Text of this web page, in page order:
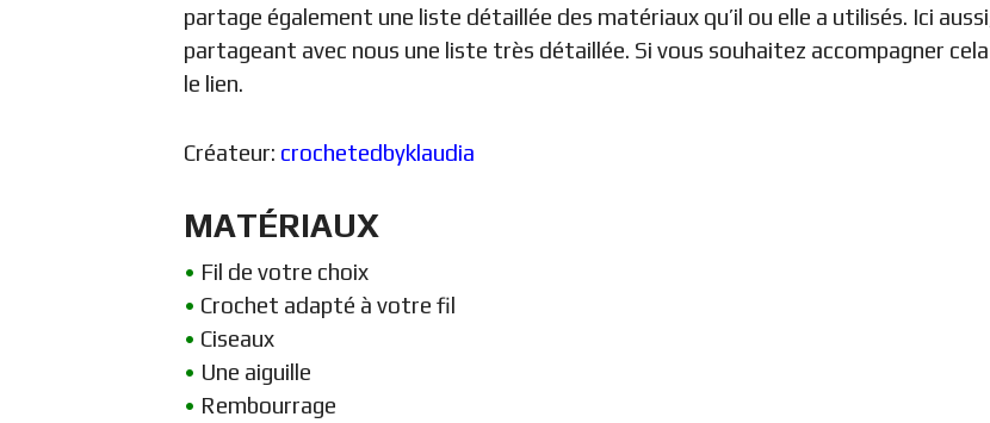
partage également une liste détaillée des matériaux qu’il ou elle a utilisés. Ici
partageant avec nous une liste très détaillée. Si vous souhaitez accompagner cela
le lien.
Créateur: crochetedbyklaudia
MATÉRIAUX
• Fil de votre choix
• Crochet adapté à votre fil
• Ciseaux
• Une aiguille
• Rembourrage